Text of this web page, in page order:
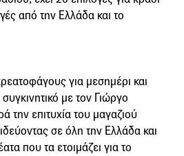
από την Ελλάδα και το
για μεσημέρι και
με τον Γιώργο
την επιτυχία του μαγαζιού
σε όλη την Ελλάδα και
που τα ετοιμάζει για το